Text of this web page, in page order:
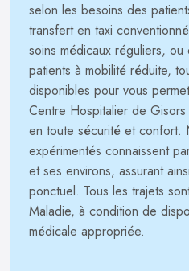
selon les besoins des
transfert en taxi
soins médicaux réguliers,
patients à mobilité réduite,
disponibles pour vous
Centre Hospitalier de
en toute sécurité et confort.
expérimentés connaissent
et ses environs, assurant
ponctuel. Tous les trajets
Maladie, à condition de
médicale appropriée.